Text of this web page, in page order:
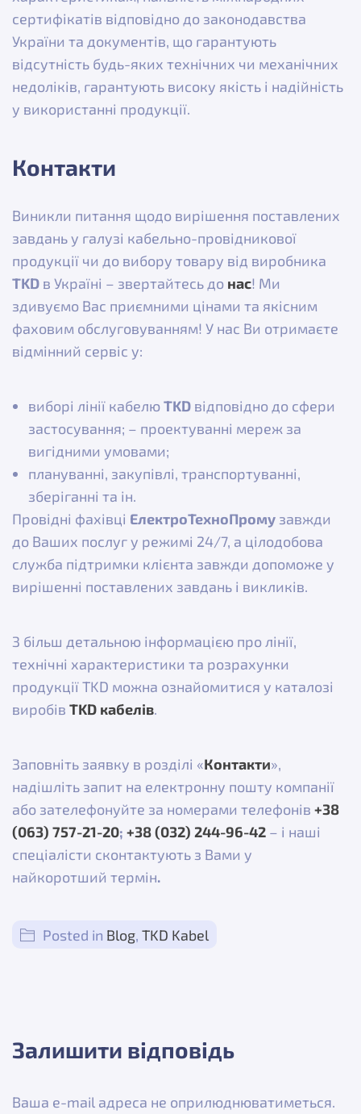
сертифікатів відповідно до законодавства
України та документів, що гарантують
відсутність будь-яких технічних чи механічних
недоліків, гарантують високу якість і надійність
у використанні продукції.
Контакти
Виникли питання щодо вирішення поставлених
завдань у галузі кабельно-провідникової
продукції чи до вибору товару від виробника
TKD в Україні – звертайтесь до нас! Ми
здивуємо Вас приємними цінами та якісним
фаховим обслуговуванням! У нас Ви отримаєте
відмінний сервіс у:
виборі лінії кабелюTKD відповідно до сфери
застосування; – проектуванні мереж за
вигідними умовами;
плануванні, закупівлі, транспортуванні,
зберіганні та ін.
Провідні фахівці ЕлектроТехноПрому завжди
до Ваших послуг у режимі 24/7, а цілодобова
служба підтримки клієнта завжди допоможе у
вирішенні поставлених завдань і викликів.
З більш детальною інформацією про лінії,
технічні характеристики та розрахунки
продукції TKD можна ознайомитися у каталозі
виробів TKD кабелів.
Заповніть заявку в розділі «Контакти»,
надішліть запит на електронну пошту компанії
або зателефонуйте за номерами телефонів +38
(063) 757-21-20; +38 (032) 244-96-42 – і наші
спеціалісти сконтактують з Вами у
найкоротший термін.
Posted in Blog, TKD Kabel
Залишити відповідь
Ваша e-mail адреса не оприлюднюватиметься.